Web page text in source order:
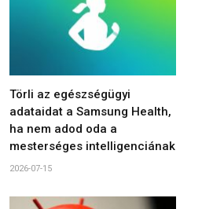
Törli az egészségügyi
adataidat a Samsung Health,
ha nem adod oda a
mesterséges intelligenciának
2026-07-15